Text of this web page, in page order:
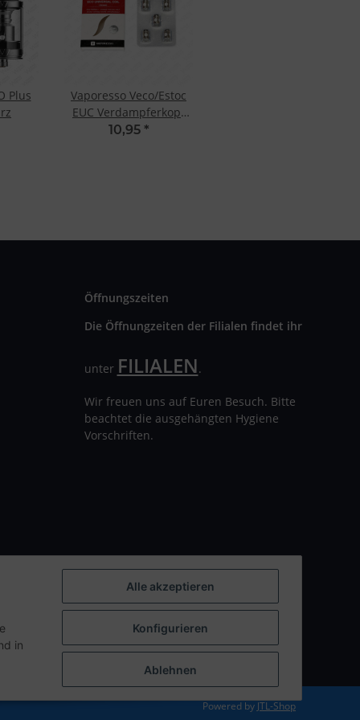
Plus
Vaporesso Veco/Estoc
EUC Verdampferkopf
Ceramic SS316L 0.3
10,95 *
Öffnungszeiten
Die Öffnungzeiten der Filialen findet ihr
unter FILIALEN.
Wir freuen uns auf Euren Besuch. Bitte
beachtet die ausgehängten Hygiene
Vorschriften.
Powered by JTL-Shop
in
Alle akzeptieren
Konfigurieren
Ablehnen